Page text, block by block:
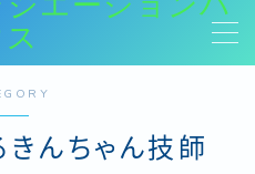
受験生の方へ 放射線技師を目指す学生や、国家試験を今年受けようとしている受験生に向けて、大学時代にやっておいたほうが良いこと、おすすめの学習参考書などを紹介する記事をまとめています。
んちゃん技師